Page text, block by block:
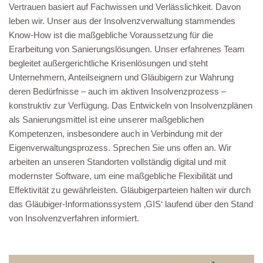
Vertrauen basiert auf Fachwissen und Verlässlichkeit. Davon
leben wir. Unser aus der Insolvenzverwaltung stammendes
Know-How ist die maßgebliche Voraussetzung für die
Erarbeitung von Sanierungslösungen. Unser erfahrenes Team
begleitet außergerichtliche Krisenlösungen und steht
Unternehmern, Anteilseignern und Gläubigern zur Wahrung
deren Bedürfnisse – auch im aktiven Insolvenzprozess –
konstruktiv zur Verfügung. Das Entwickeln von Insolvenzplänen
als Sanierungsmittel ist eine unserer maßgeblichen
Kompetenzen, insbesondere auch in Verbindung mit der
Eigenverwaltungsprozess. Sprechen Sie uns offen an. Wir
arbeiten an unseren Standorten vollständig digital und mit
modernster Software, um eine maßgebliche Flexibilität und
Effektivität zu gewährleisten. Gläubigerparteien halten wir durch
das Gläubiger-Informationssystem ‚GIS‘ laufend über den Stand
von Insolvenzverfahren informiert.